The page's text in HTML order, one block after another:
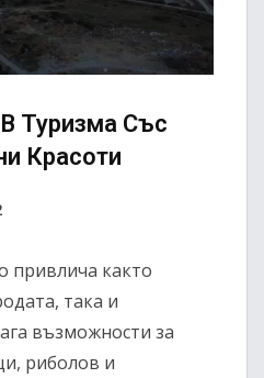
Туризма Със
Красоти
привлича както
така и
възможности за
риболов и